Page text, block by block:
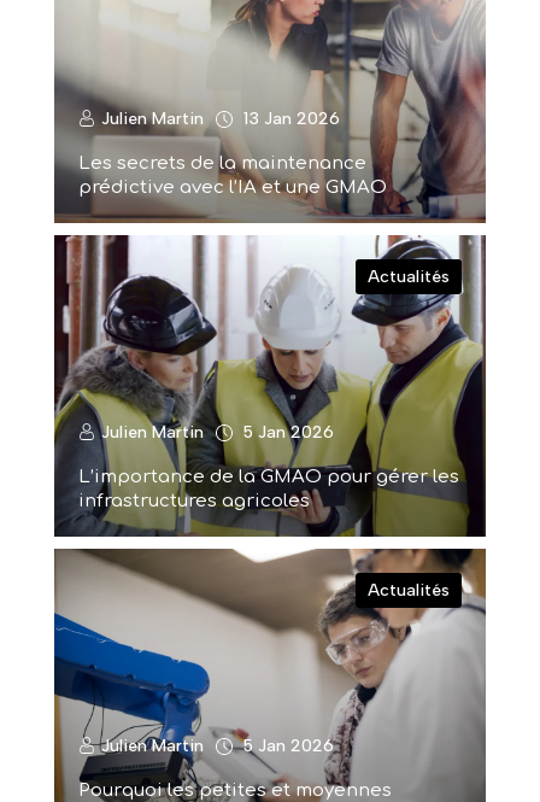
Julien Martin 13 Jan 2026
Les secrets de la maintenance
prédictive avec l’IA et une GMAO
Actualités
Julien Martin 5 Jan 2026
L’importance de la GMAO pour gérer les
infrastructures agricoles
Actualités
Julien Martin 5 Jan 2026
Pourquoi les petites et moyennes